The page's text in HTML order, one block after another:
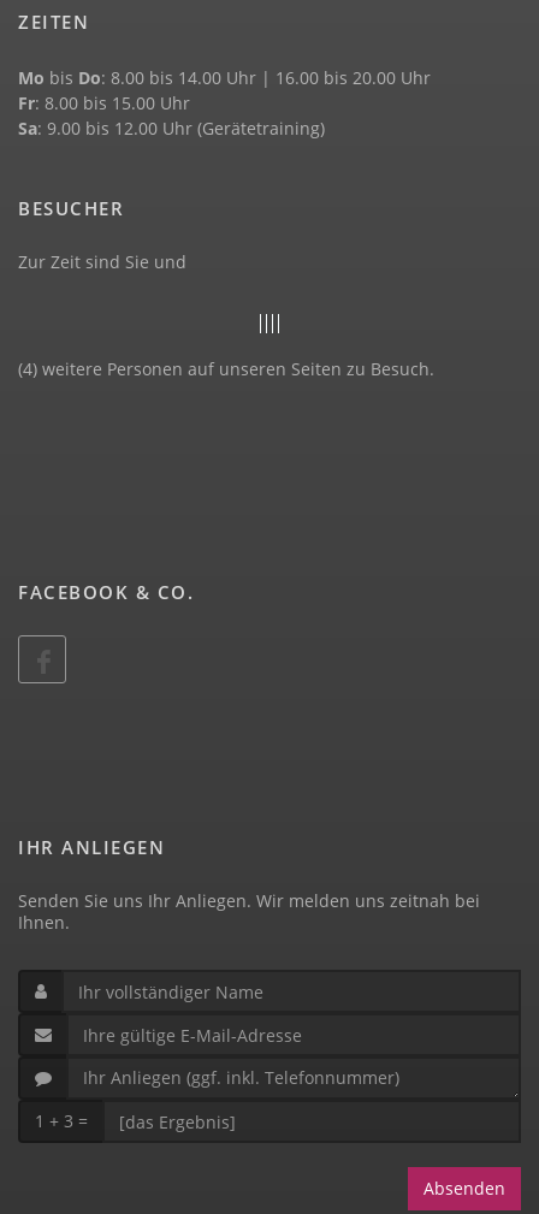
ZEITEN
Mo bis Do: 8.00 bis 14.00 Uhr | 16.00 bis 20.00 Uhr
Fr: 8.00 bis 15.00 Uhr
Sa: 9.00 bis 12.00 Uhr (Gerätetraining)
BESUCHER
Zur Zeit sind Sie und
(4) weitere Personen auf unseren Seiten zu Besuch.
FACEBOOK & CO.
IHR ANLIEGEN
Senden Sie uns Ihr Anliegen. Wir melden uns zeitnah bei
Ihnen.
1 + 3 =
Absenden